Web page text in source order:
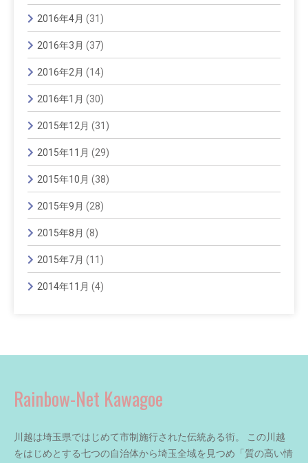
2016年4月 (31)
2016年3月 (37)
2016年2月 (14)
2016年1月 (30)
2015年12月 (31)
2015年11月 (29)
2015年10月 (38)
2015年9月 (28)
2015年8月 (8)
2015年7月 (11)
2014年11月 (4)
Rainbow-Net Kawagoe
川越は埼玉県ではじめて市制施行された伝統ある街。 この川越
をはじめとする七つの自治体から埼玉全域を見つめ「質の高い情